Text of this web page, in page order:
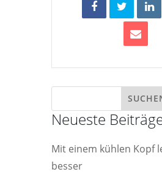
Neueste
Mit einem kühlen Kopf
besser